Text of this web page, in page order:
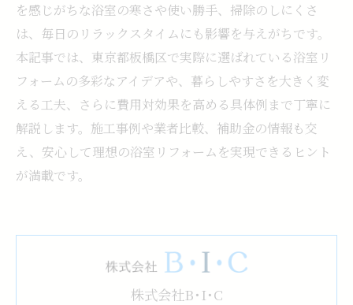
を感じがちな浴室の寒さや使い勝手、掃除のしにくさ
は、毎日のリラックスタイムにも影響を与えがちです。
本記事では、東京都板橋区で実際に選ばれている浴室リ
フォームの多彩なアイデアや、暮らしやすさを大きく変
える工夫、さらに費用対効果を高める具体例まで丁寧に
解説します。施工事例や業者比較、補助金の情報も交
え、安心して理想の浴室リフォームを実現できるヒント
が満載です。
株式会社B･I･C